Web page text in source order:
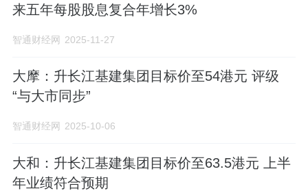
来五年每股股息复合年增长3%
智通财经网 2025-11-27
大摩：升长江基建集团目标价至54港元 评级
“与大市同步”
智通财经网 2025-10-06
大和：升长江基建集团目标价至63.5港元 上半
年业绩符合预期